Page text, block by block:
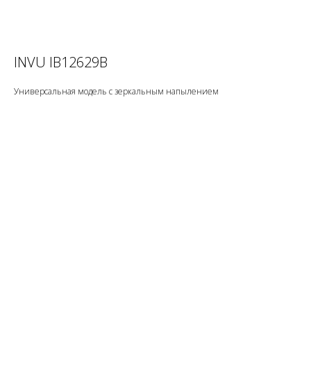
INVU IB12629B
Универсальная модель с зеркальным напылением